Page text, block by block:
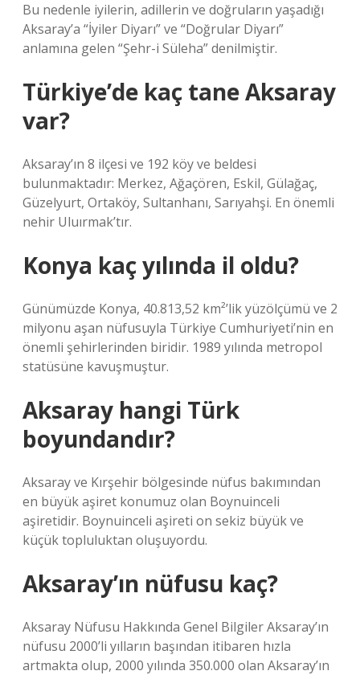
Bu nedenle iyilerin, adillerin ve doğruların yaşadığı
Aksaray’a “İyiler Diyarı” ve “Doğrular Diyarı”
anlamına gelen “Şehr-i Süleha” denilmiştir.
Türkiye’de kaç tane Aksaray
var?
Aksaray’ın 8 ilçesi ve 192 köy ve beldesi
bulunmaktadır: Merkez, Ağaçören, Eskil, Gülağaç,
Güzelyurt, Ortaköy, Sultanhanı, Sarıyahşi. En önemli
nehir Uluırmak’tır.
Konya kaç yılında il oldu?
Günümüzde Konya, 40.813,52 km²’lik yüzölçümü ve 2
milyonu aşan nüfusuyla Türkiye Cumhuriyeti’nin en
önemli şehirlerinden biridir. 1989 yılında metropol
statüsüne kavuşmuştur.
Aksaray hangi Türk
boyundandır?
Aksaray ve Kırşehir bölgesinde nüfus bakımından
en büyük aşiret konumuz olan Boynuinceli
aşiretidir. Boynuinceli aşireti on sekiz büyük ve
küçük topluluktan oluşuyordu.
Aksaray’ın nüfusu kaç?
Aksaray Nüfusu Hakkında Genel Bilgiler Aksaray’ın
nüfusu 2000’li yılların başından itibaren hızla
artmakta olup, 2000 yılında 350.000 olan Aksaray’ın